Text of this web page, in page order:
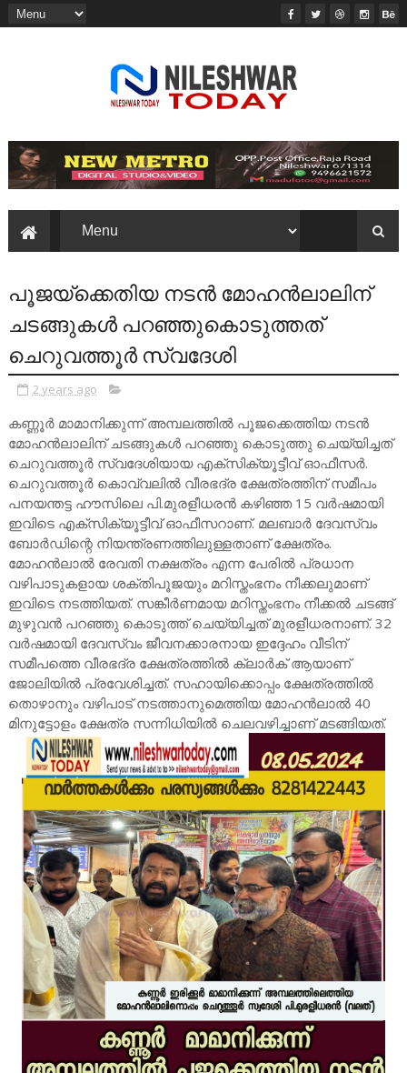
പൂജയ്ക്കെതിയ നടൻ മോഹൻലാലിന്
ചടങ്ങുകൾ പറഞ്ഞുകൊടുത്തത്
ചെറുവത്തൂർ സ്വദേശി
2 years ago
കണ്ണൂർ മാമാനിക്കുന്ന് അമ്പലത്തിൽ പൂജക്കെത്തിയ നടൻ
മോഹൻലാലിന് ചടങ്ങുകൾ പറഞ്ഞു കൊടുത്തു ചെയ്യിച്ചത്
ചെറുവത്തൂർ സ്വദേശിയായ എക്സിക്യൂട്ടീവ് ഓഫീസർ.
ചെറുവത്തൂർ കൊവ്വലിൽ വീരഭദ്ര ക്ഷേത്രത്തിന് സമീപം
പനയന്തട്ട ഹൗസിലെ പി.മുരളീധരൻ കഴിഞ്ഞ 15 വർഷമായി
ഇവിടെ എക്സിക്യൂട്ടീവ് ഓഫീസറാണ്. മലബാർ ദേവസ്വം
ബോർഡിന്റെ നിയന്ത്രണത്തിലുള്ളതാണ് ക്ഷേത്രം.
മോഹൻലാൽ രേവതി നക്ഷത്രം എന്ന പേരിൽ പ്രധാന
വഴിപാടുകളായ ശക്തിപൂജയും മറിസ്തംഭനം നീക്കലുമാണ്
ഇവിടെ നടത്തിയത്. സങ്കീർണമായ മറിസ്തംഭനം നീക്കൽ ചടങ്ങ്
മുഴുവൻ പറഞ്ഞു കൊടുത്ത് ചെയ്യിച്ചത് മുരളീധരനാണ്. 32
വർഷമായി ദേവസ്വം ജീവനക്കാരനായ ഇദ്ദേഹം വീടിന്
സമീപത്തെ വീരഭദ്ര ക്ഷേത്രത്തിൽ ക്ലാർക് ആയാണ്
ജോലിയിൽ പ്രവേശിച്ചത്. സഹായിക്കൊപ്പം ക്ഷേത്രത്തിൽ
തൊഴാനും വഴിപാട് നടത്താനുമെത്തിയ മോഹൻലാൽ 40
മിനുട്ടോളം ക്ഷേത്ര സന്നിധിയിൽ ചെലവഴിച്ചാണ് മടങ്ങിയത്.